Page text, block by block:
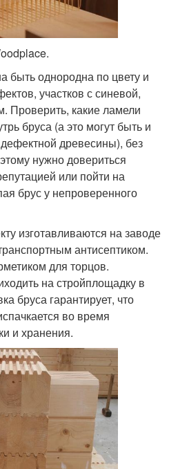
быть однородна по цвету и
участков с синевой,
Проверить, какие ламели
бруса (а это могут быть и
древесины), без
нужно довериться
или пойти на
брус у непроверенного
изготавливаются на заводе
антисептиком.
для торцов.
на стройплощадку в
бруса гарантирует, что
во время
и хранения.